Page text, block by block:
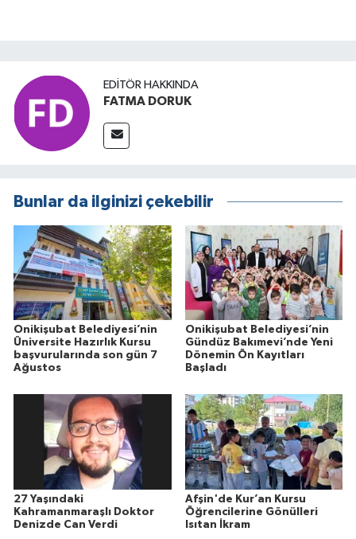
EDITÖR HAKKINDA
FATMA DORUK
Bunlar da ilginizi çekebilir
Onikişubat Belediyesi’nin
Üniversite Hazırlık Kursu
başvurularında son gün 7
Ağustos
Onikişubat Belediyesi’nin
Gündüz Bakımevi’nde Yeni
Dönemin Ön Kayıtları
Başladı
27 Yaşındaki
Kahramanmaraşlı Doktor
Denizde Can Verdi
Afşin'de Kur’an Kursu
Öğrencilerine Gönülleri
Isıtan İkram